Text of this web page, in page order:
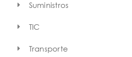
Suministros
TIC
Transporte